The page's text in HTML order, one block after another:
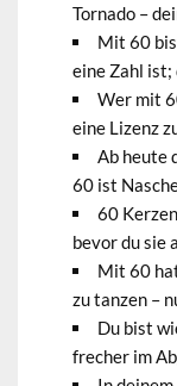
Tornado –
Mit 60
eine Zahl
Wer mit
eine Lizenz
Ab heute
60 ist
60
bevor du sie
Mit 60
zu tanzen –
Du bist
frecher im